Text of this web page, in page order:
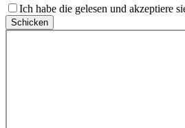
Bitte
lasse
dieses
Ich habe die gelesen und akzeptiere
Schicken